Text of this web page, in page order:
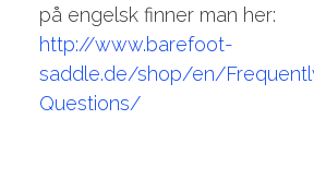
på engelsk finner man her:
http://www.barefoot-
saddle.de/shop/en/
Questions/